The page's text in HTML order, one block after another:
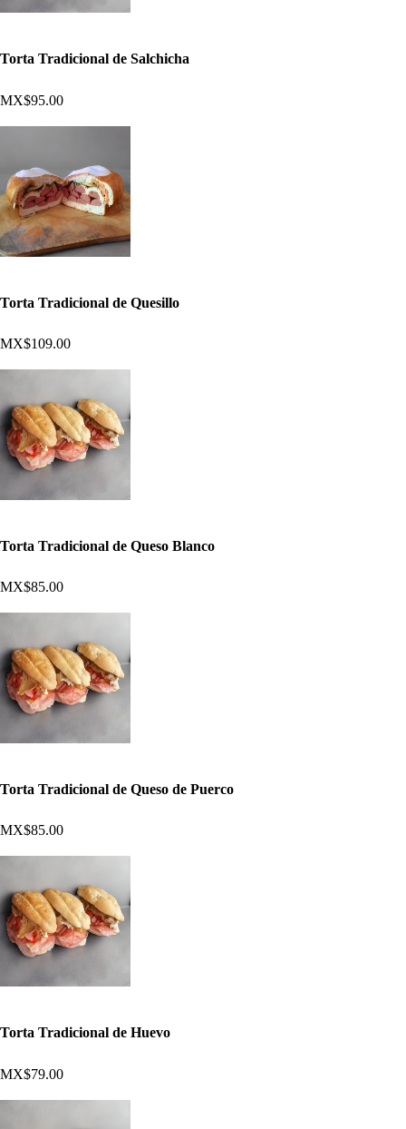
Torta Tradicional de Salchicha
MX$95.00
Torta Tradicional de Quesillo
MX$109.00
Torta Tradicional de Queso Blanco
MX$85.00
Torta Tradicional de Queso de Puerco
MX$85.00
Torta Tradicional de Huevo
MX$79.00